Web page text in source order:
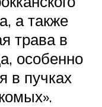
а также
трава в
особенно
в пучках